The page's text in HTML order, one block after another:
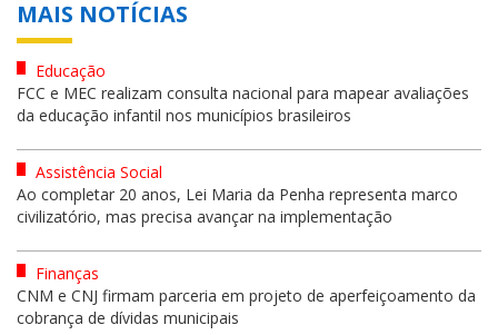
MAIS NOTÍCIAS
Educação
FCC e MEC realizam consulta nacional para mapear avaliações
da educação infantil nos municípios brasileiros
Assistência Social
Ao completar 20 anos, Lei Maria da Penha representa marco
civilizatório, mas precisa avançar na implementação
Finanças
CNM e CNJ firmam parceria em projeto de aperfeiçoamento da
cobrança de dívidas municipais